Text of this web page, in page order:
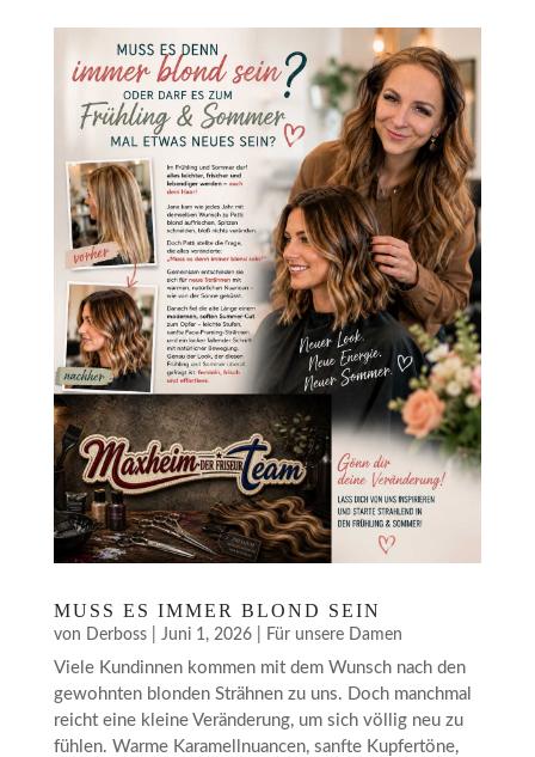
MUSS ES IMMER BLOND SEIN
von Derboss| Juni 1, 2026| Für unsere Damen
Viele Kundinnen kommen mit dem Wunsch nach den
gewohnten blonden Strähnen zu uns. Doch manchmal
reicht eine kleine Veränderung, um sich völlig neu zu
fühlen. Warme Karamellnuancen, sanfte Kupfertöne,